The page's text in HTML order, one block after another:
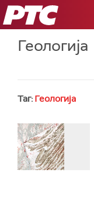
РТС
Геологија
Таг: Геологија